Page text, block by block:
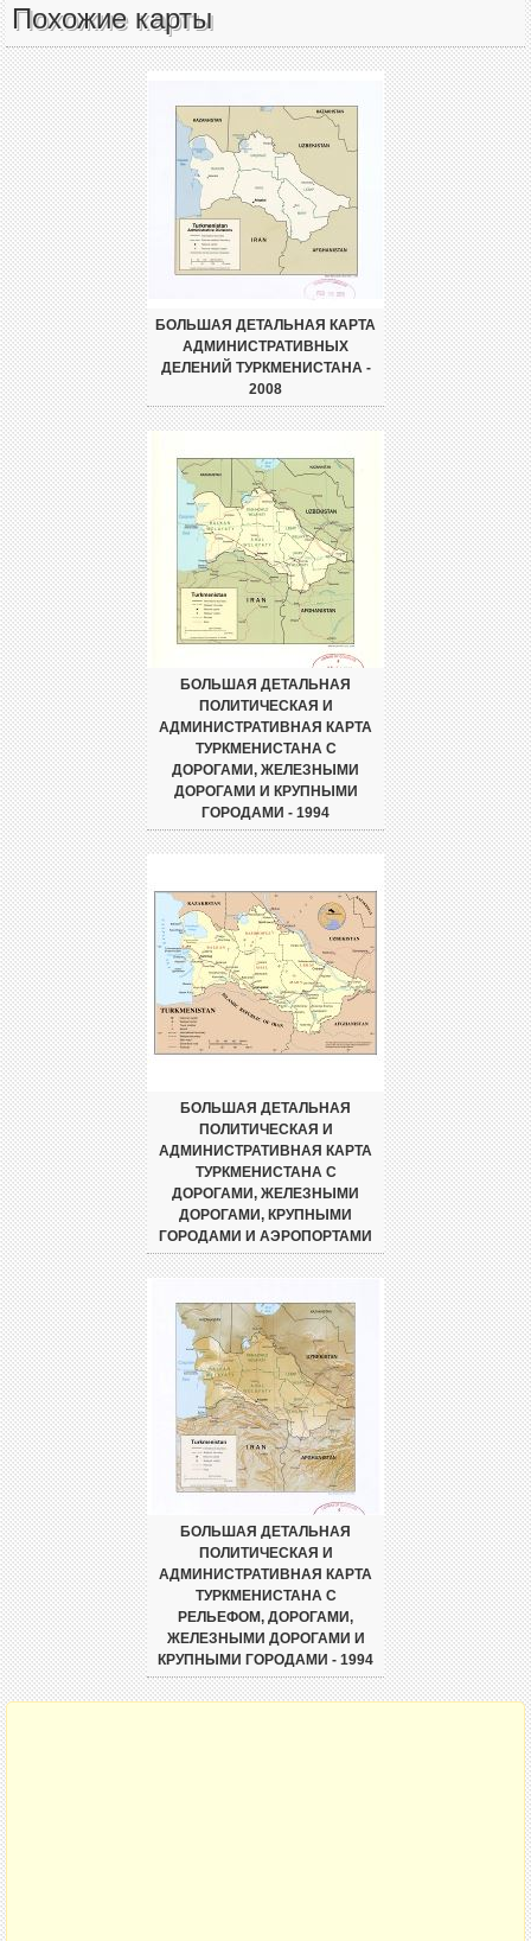
Похожие карты
БОЛЬШАЯ ДЕТАЛЬНАЯ КАРТА
АДМИНИСТРАТИВНЫХ
ДЕЛЕНИЙ ТУРКМЕНИСТАНА -
2008
БОЛЬШАЯ ДЕТАЛЬНАЯ
ПОЛИТИЧЕСКАЯ И
АДМИНИСТРАТИВНАЯ КАРТА
ТУРКМЕНИСТАНА С
ДОРОГАМИ, ЖЕЛЕЗНЫМИ
ДОРОГАМИ И КРУПНЫМИ
ГОРОДАМИ - 1994
БОЛЬШАЯ ДЕТАЛЬНАЯ
ПОЛИТИЧЕСКАЯ И
АДМИНИСТРАТИВНАЯ КАРТА
ТУРКМЕНИСТАНА С
ДОРОГАМИ, ЖЕЛЕЗНЫМИ
ДОРОГАМИ, КРУПНЫМИ
ГОРОДАМИ И АЭРОПОРТАМИ
БОЛЬШАЯ ДЕТАЛЬНАЯ
ПОЛИТИЧЕСКАЯ И
АДМИНИСТРАТИВНАЯ КАРТА
ТУРКМЕНИСТАНА С
РЕЛЬЕФОМ, ДОРОГАМИ,
ЖЕЛЕЗНЫМИ ДОРОГАМИ И
КРУПНЫМИ ГОРОДАМИ - 1994